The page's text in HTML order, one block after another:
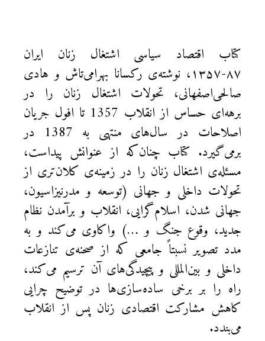
کتاب اقتصاد سیاسی اشتغال زنان ایران
۸۷-۱۳۵۷، نوشته‌ی رکسانا بهرامی‌تاش و هادی
صالحی‌اصفهانی، تحولات اشتغال زنان را در
برهه‌ای حساس از انقلاب 1357 تا افول جریان
اصلاحات در سال‌های منتهی به 1387 در
برمی‌گیرد. کتاب چنان‌که از عنوانش پیداست،
مسئله‌ی اشتغال زنان را در زمینه‌ی کلان‌تری از
تحولات داخلی و جهانی (توسعه و مدرنیزاسیون،
جهانی‌ شدن، اسلام‌گرایی، انقلاب و برآمدن نظام
جدید، وقوع جنگ و …) واکاوی می‌کند و به
مدد تصویر نسبتاً جامعی که از صحنه‌ی تنازعات
داخلی و بین‌المللی و پیچیدگی‌های آن ترسیم می‌کند،
راه را بر برخی ساده‌سازی‌ها در توضیح چرایی
کاهش مشارکت اقتصادی زنان پس از انقلاب
می‌بندد.